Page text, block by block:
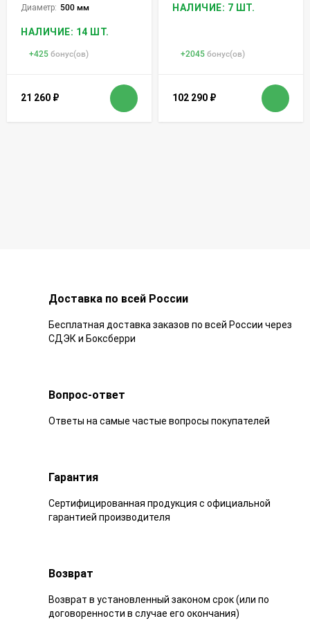
Диаметр: 500 мм
НАЛИЧИЕ: 14 ШТ.
+425 бонус(ов)
21 260 ₽
НАЛИЧИЕ: 7 ШТ.
+2045 бонус(ов)
102 290 ₽
Доставка по всей России
Бесплатная доставка заказов по всей России через
СДЭК и Боксберри
Вопрос-ответ
Ответы на самые частые вопросы покупателей
Гарантия
Сертифицированная продукция с официальной
гарантией производителя
Возврат
Возврат в установленный законом срок (или по
договоренности в случае его окончания)